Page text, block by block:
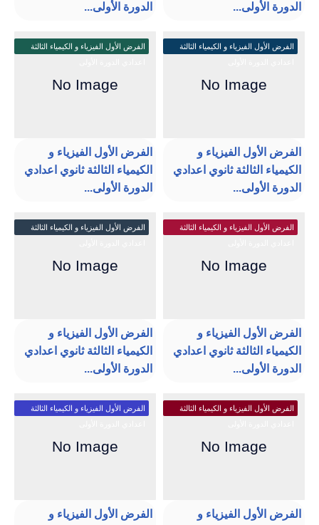
الدورة الأولى...
الدورة الأولى...
الفرض الأول الفيزياء و الكيمياء الثالثة
الفرض الأول الفيزياء و
الكيمياء الثالثة ثانوي اعدادي
الدورة الأولى...
الفرض الأول الفيزياء و الكيمياء الثالثة
الفرض الأول الفيزياء و
الكيمياء الثالثة ثانوي اعدادي
الدورة الأولى...
الفرض الأول الفيزياء و الكيمياء الثالثة
الفرض الأول الفيزياء و
الكيمياء الثالثة ثانوي اعدادي
الدورة الأولى...
الفرض الأول الفيزياء و الكيمياء الثالثة
الفرض الأول الفيزياء و
الكيمياء الثالثة ثانوي اعدادي
الدورة الأولى...
الفرض الأول الفيزياء و الكيمياء الثالثة
الفرض الأول الفيزياء و
الفرض الأول الفيزياء و الكيمياء الثالثة
الفرض الأول الفيزياء و